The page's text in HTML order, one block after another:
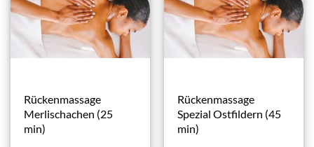
Rückenmassage
Merlischachen (25
min)
Rückenmassage
Spezial Ostfildern (45
min)